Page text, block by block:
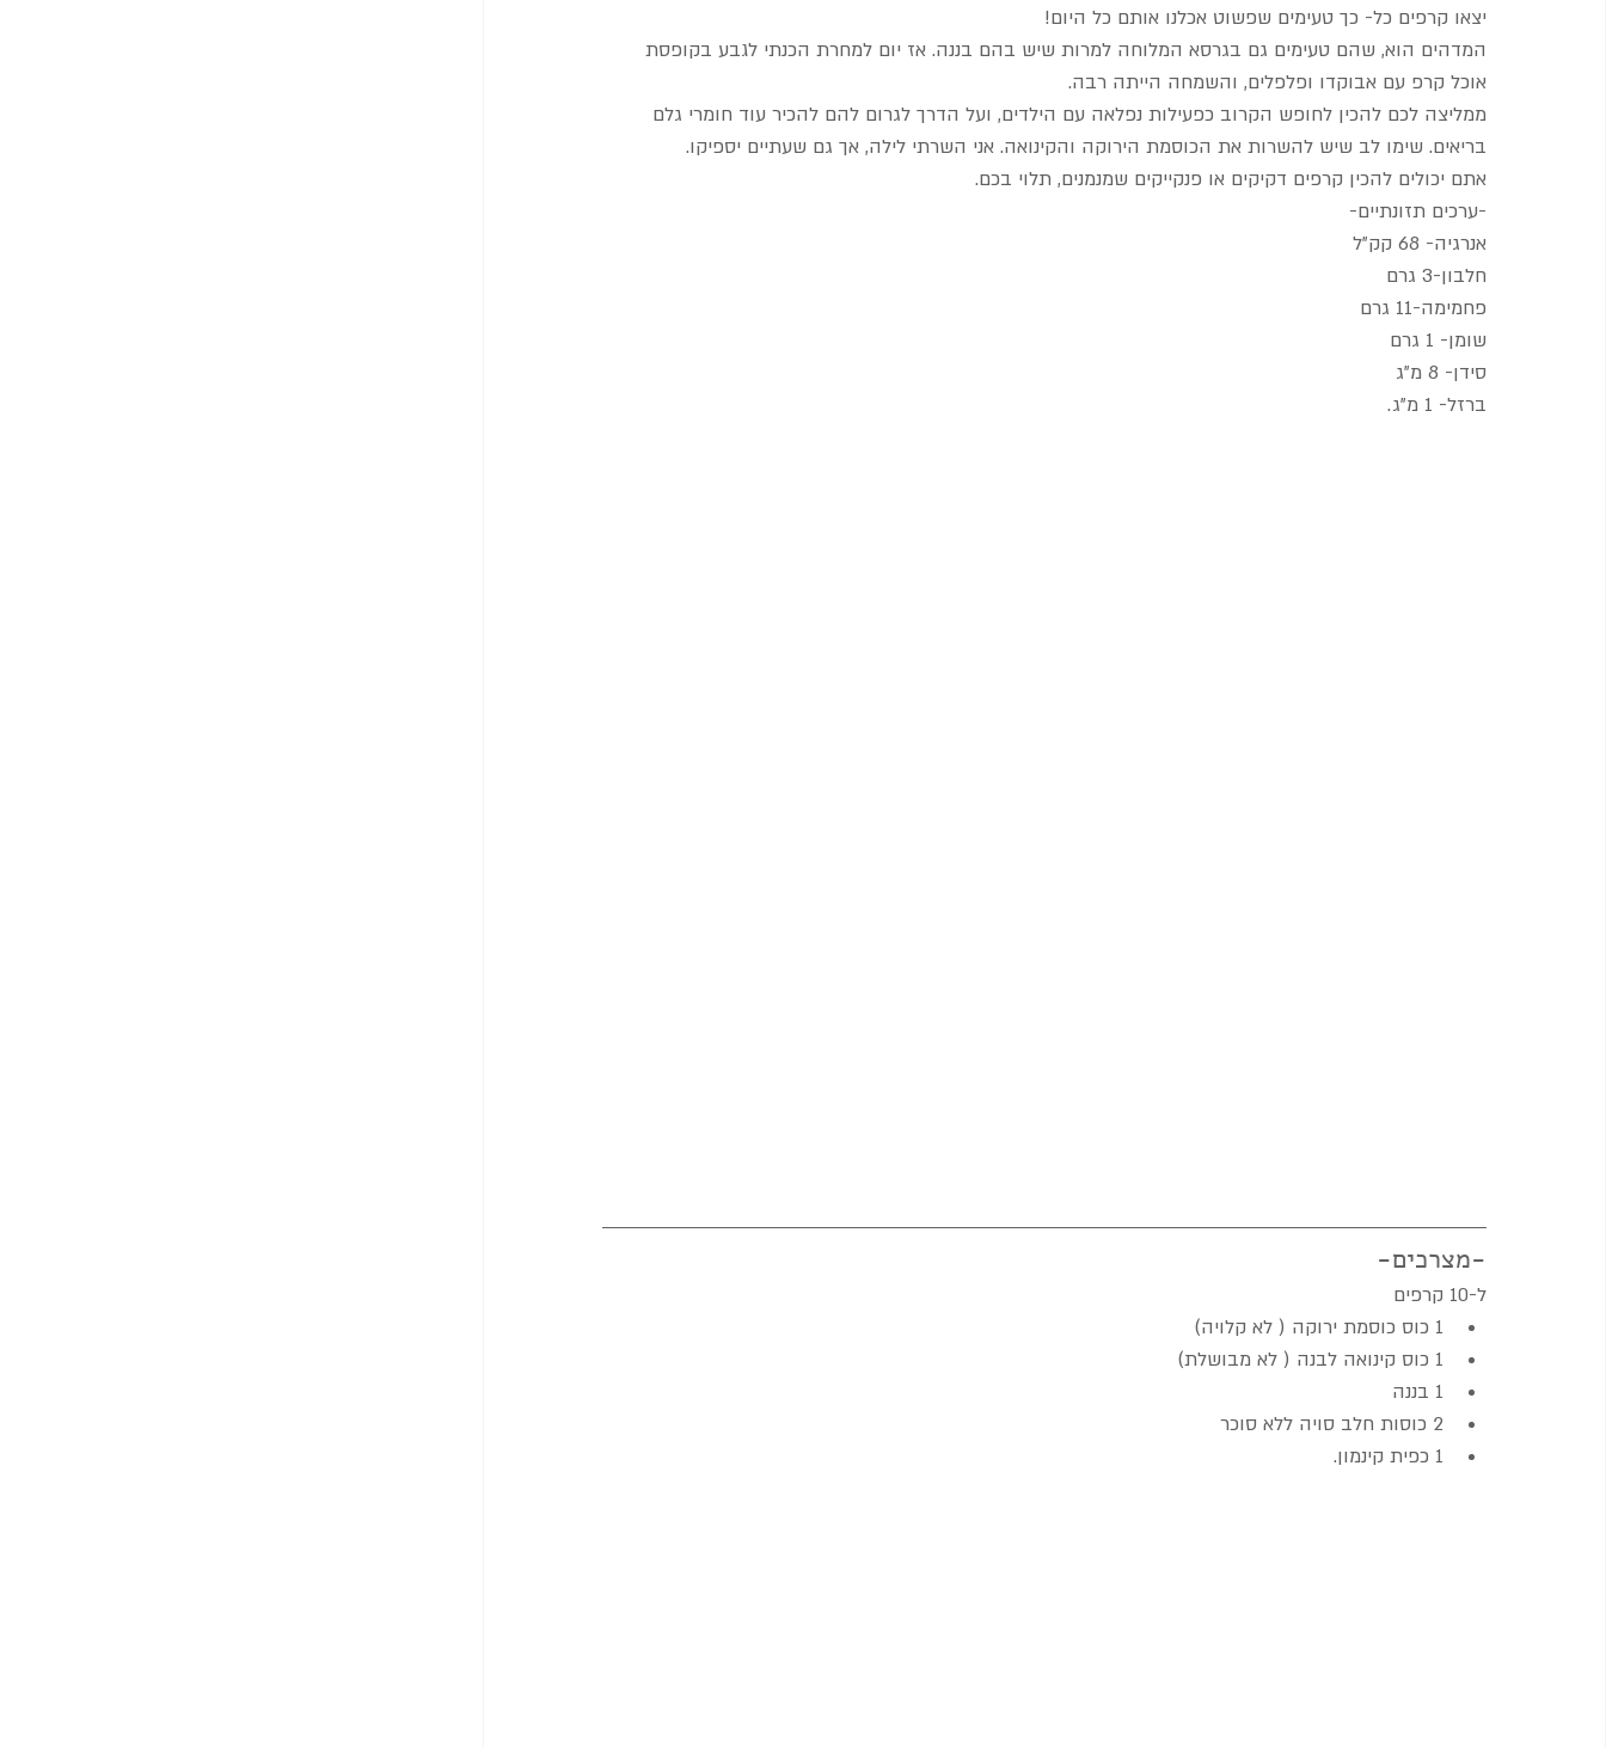
יצאו קרפים כל- כך טעימים שפשוט אכלנו אותם כל היום!
המדהים הוא, שהם טעימים גם בגרסא המלוחה למרות שיש בהם בננה. אז יום למחרת הכנתי לגבע בקופסת
אוכל קרפ עם אבוקדו ופלפלים, והשמחה הייתה רבה.
ממליצה לכם להכין לחופש הקרוב כפעילות נפלאה עם הילדים, ועל הדרך לגרום להם להכיר עוד חומרי גלם
בריאים. שימו לב שיש להשרות את הכוסמת הירוקה והקינואה. אני השרתי לילה, אך גם שעתיים יספיקו.
אתם יכולים להכין קרפים דקיקים או פנקייקים שמנמנים, תלוי בכם.
-ערכים תזונתיים-
אנרגיה- 68 קק"ל
חלבון-3 גרם
פחמימה-11 גרם
שומן- 1 גרם
סידן- 8 מ"ג
ברזל- 1 מ"ג.
-מצרכים-
ל-10 קרפים
1 כוס כוסמת ירוקה ( לא קלויה)
1 כוס קינואה לבנה ( לא מבושלת)
1 בננה
2 כוסות חלב סויה ללא סוכר
1 כפית קינמון.